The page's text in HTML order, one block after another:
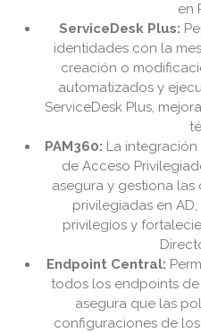
en
ServiceDesk Plus:
identidades con la
creación o
automatizados y
ServiceDesk Plus,
PAM360: La
de Acceso
asegura y gestiona
privilegiadas en
privilegios y
Endpoint Central:
todos los endpoints de
asegura que las
configuraciones de